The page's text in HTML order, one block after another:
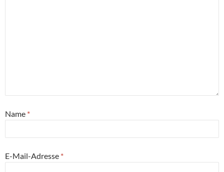
Name *
E-Mail-Adresse *